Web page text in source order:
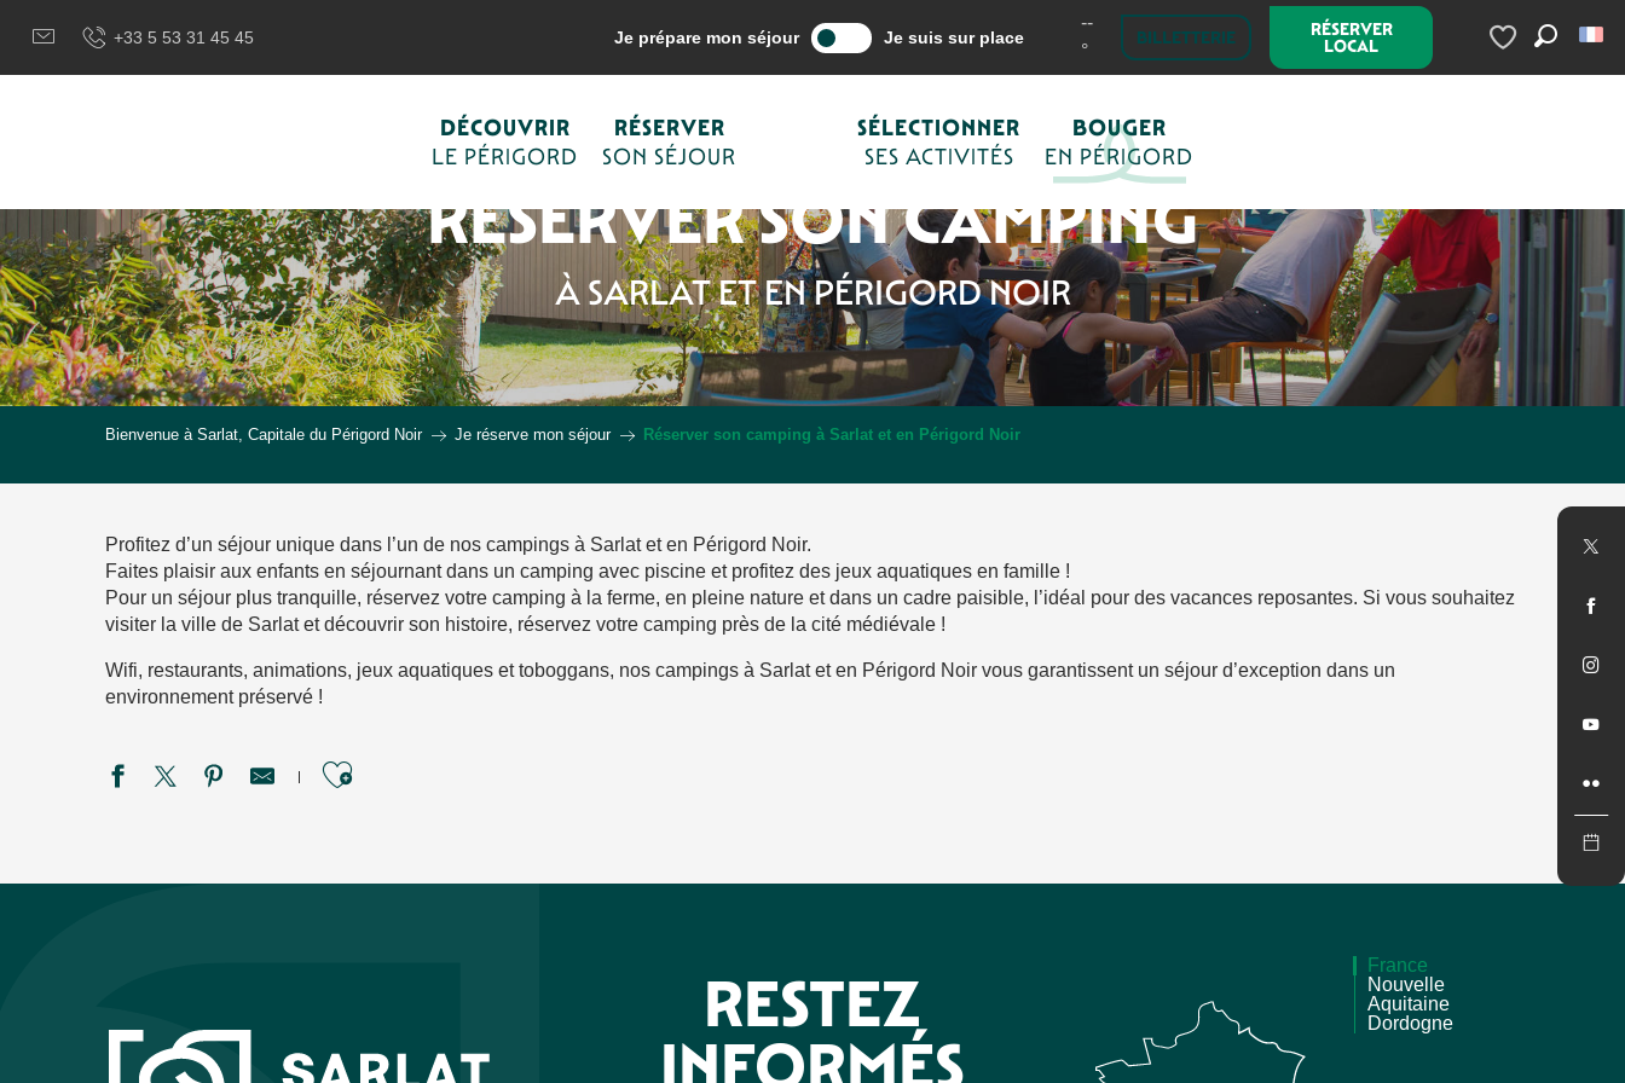
contenu
+33 5 53 31 45 45 Je prépare mon séjour Je suis sur place
--
°
BILLETTERIE RÉSERVER
LOCAL
Voir les favoris
DÉCOUVRIR
LE PÉRIGORD
RÉSERVER
SON SÉJOUR
SÉLECTIONNER
SES ACTIVITÉS
BOUGER
EN PÉRIGORD
RÉSERVER SON CAMPING
À SARLAT ET EN PÉRIGORD NOIR
Bienvenue à Sarlat, Capitale du Périgord Noir Je réserve mon séjour Réserver son camping à Sarlat et en Périgord Noir
Profitez d’un séjour unique dans l’un de nos campings à Sarlat et en Périgord Noir.
Faites plaisir aux enfants en séjournant dans un camping avec piscine et profitez des jeux aquatiques en famille !
Pour un séjour plus tranquille, réservez votre camping à la ferme, en pleine nature et dans un cadre paisible, l’idéal pour des vacances reposantes. Si vous souhaitez
visiter la ville de Sarlat et découvrir son histoire, réservez votre camping près de la cité médiévale !
Wifi, restaurants, animations, jeux aquatiques et toboggans, nos campings à Sarlat et en Périgord Noir vous garantissent un séjour d’exception dans un
environnement préservé !
Ajouter aux favoris
Camping la Plage
Camping La Garenne
RESTEZ
INFORMÉS
France
Nouvelle
Aquitaine
Dordogne